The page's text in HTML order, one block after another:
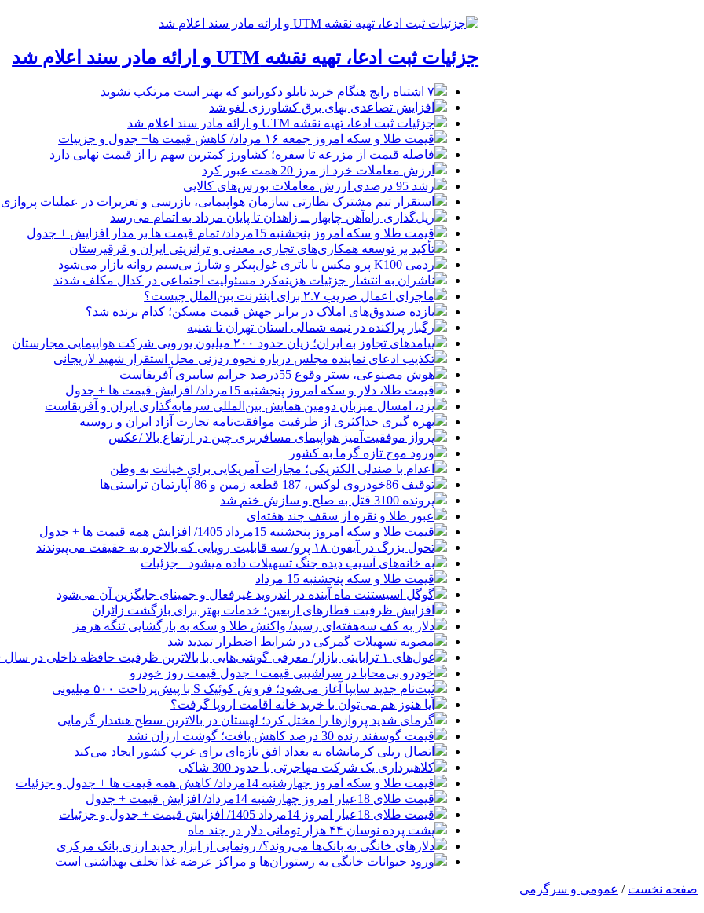
جزئیات ثبت ادعا، تهیه نقشه UTM و ارائه مادر سند اعلام شد
۷ اشتباه رایج هنگام خرید تابلو دکوراتیو که بهتر است مرتکب نشوید
افزایش تصاعدی بهای برق کشاورزی لغو شد
جزئیات ثبت ادعا، تهیه نقشه UTM و ارائه مادر سند اعلام شد
قیمت طلا و سکه امروز جمعه ۱۶ مرداد/ کاهش قیمت ها+ جدول و جزییات
فاصله قیمت از مزرعه تا سفره؛ کشاورز کمترین سهم را از قیمت نهایی دارد
ارزش معاملات خرد از مرز 20 همت عبور کرد
رشد 95 درصدی ارزش معاملات بورس‌های کالایی
استقرار تیم مشترک نظارتی سازمان هواپیمایی، بازرسی و تعزیرات در عملیات پروازی
ریل‌گذاری راه‌آهن چابهار ــ زاهدان تا پایان مرداد به اتمام می‌رسد
قیمت طلا و سکه امروز پنجشنبه 15مرداد/ تمام قیمت ها بر مدار افزایش + جدول
تأکید بر توسعه همکاری‌های تجاری، معدنی و ترانزیتی ایران و قرقیزستان
ردمی K100 پرو مکس با باتری غول‌پیکر و شارژ بی‌سیم روانه بازار می‌شود
ناشران به انتشار جزئیات هزینه‌کرد مسئولیت اجتماعی در کدال مکلف شدند
ماجرای اعمال ضریب ۲.۷ برای اینترنت بین‌الملل چیست؟
بازده صندوق‌های املاک در برابر جهش قیمت مسکن؛ کدام برنده شد؟
رگبار پراکنده در نیمه شمالی استان تهران تا شنبه
پیامدهای تجاوز به ایران؛ زیان حدود ۲۰۰ میلیون یورویی شرکت هواپیمایی مجارستان
تکذیب ادعای نماینده مجلس درباره نحوه ردزنی محل استقرار شهید لاریجانی
هوش مصنوعی، بستر وقوع 55درصد جرایم سایبری آفریقاست
قیمت طلا، دلار و سکه امروز پنجشنبه 15مرداد/ افزایش قیمت ها + جدول
یزد، امسال میزبان دومین همایش بین‌المللی سرمایه‌گذاری ایران و آفریقاست
بهره گیری حداکثری از ظرفیت موافقت‌نامه تجارت آزاد ایران و روسیه
پرواز موفقیت‌آمیز هواپیمای مسافربری چین در ارتفاع بالا /عکس
ورود موج تازه گرما به کشور
اعدام با صندلی الکتریکی؛ مجازات آمریکایی برای خیانت به وطن
توقیف 86خودروی لوکس، 187 قطعه زمین و 86 آپارتمان تراستی‌ها
پرونده 3100 قتل به صلح و سازش ختم شد
عبور طلا و نقره از سقف چند هفته‌ای
قیمت طلا و سکه امروز پنجشنبه 15مرداد 1405/ افزایش همه قیمت ها + جدول
تحول بزرگ در آیفون ۱۸ پرو/ سه قابلیت رویایی که بالاخره به حقیقت می‌پیوندند
به خانه‌های آسیب دیده جنگ تسهیلات داده میشود+ جزئیات
قیمت طلا و سکه پنجشنبه 15 مرداد
گوگل اسیستنت ماه آینده در اندروید غیرفعال و جمینای جایگزین آن می‌شود
افزایش ظرفیت قطارهای اربعین؛ خدمات بهتر برای بازگشت زائران
دلار به کف سه‌هفته‌ای رسید/ واکنش طلا و سکه به بازگشایی تنگه هرمز
مصوبه تسهیلات گمرکی در شرایط اضطرار تمدید شد
غول‌های ۱ ترابایتی بازار/ معرفی گوشی‌هایی با بالاترین ظرفیت حافظه داخلی در سال ۲۰۲۶
خودرو بی‌محابا در سراشیبی قیمت+ جدول قیمت روز خودرو
ثبت‌نام جدید سایپا آغاز می‌شود؛ فروش کوئیک S با پیش‌پرداخت ۵۰۰ میلیونی
آیا هنوز هم می‌توان با خرید خانه اقامت اروپا گرفت؟
گرمای شدید پروازها را مختل کرد؛ لهستان در بالاترین سطح هشدار گرمایی
قیمت گوسفند زنده 30 درصد کاهش یافت؛ گوشت ارزان نشد
اتصال ریلی کرمانشاه به بغداد افق تازه‌ای برای غرب کشور ایجاد می‌کند
کلاهبرداری یک شرکت مهاجرتی با حدود 300 شاکی
قیمت طلا و سکه امروز چهارشنبه 14مرداد/ کاهش همه قیمت ها + جدول و جزئیات
قیمت طلای 18عیار امروز چهارشنبه 14مرداد/ افزایش قیمت + جدول
قیمت طلای 18عیار امروز 14مرداد 1405/ افزایش قیمت + جدول و جزئیات
پشت پرده نوسان ۴۴ هزار تومانی دلار در چند ماه
دلارهای خانگی به بانک‌ها می‌روند؟/ رونمایی از ابزار جدید ارزی بانک مرکزی
ورود حیوانات خانگی به رستوران‌ها و مراکز عرضه غذا تخلف بهداشتی است
صفحه نخست / عمومی و سرگرمی